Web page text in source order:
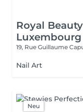
Royal
Luxembourg
19, Rue Guillaume
Nail Art
Neu